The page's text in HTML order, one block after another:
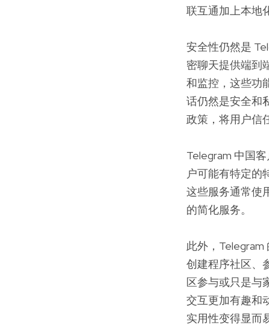
联互通加上本地
安全性仍然是
密聊天提供端到
和监控，这些功
话仍然是安全和
政策，将用户信
Telegram 中国
户可能有特定的
这些服务通常使
的简化服务。
此外，
创建程序社区、
区参与或只是与
交互更加有趣和
实用性变得显而